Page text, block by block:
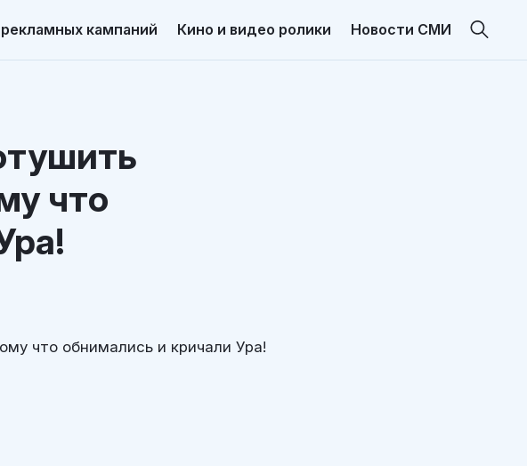
кампаний Кино и видео ролики Новости СМИ
что
что обнимались и кричали Ура!